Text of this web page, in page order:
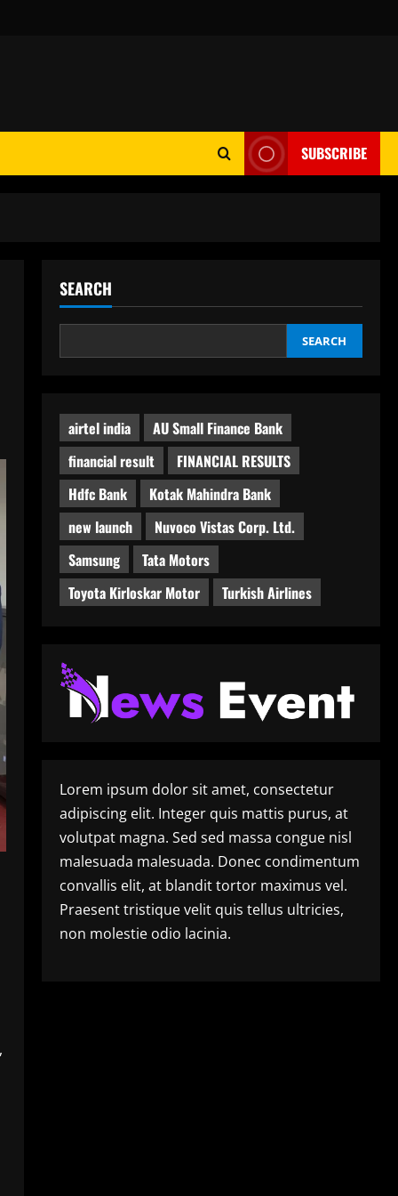
SUBSCRIBE
SEARCH
SEARCH
airtel india
AU Small Finance Bank
financial result
FINANCIAL RESULTS
Hdfc Bank
Kotak Mahindra Bank
new launch
Nuvoco Vistas Corp. Ltd.
Samsung
Tata Motors
Toyota Kirloskar Motor
Turkish Airlines
Lorem ipsum dolor sit amet, consectetur
adipiscing elit. Integer quis mattis purus, at
volutpat magna. Sed sed massa congue nisl
malesuada malesuada. Donec condimentum
convallis elit, at blandit tortor maximus vel.
Praesent tristique velit quis tellus ultricies,
non molestie odio lacinia.